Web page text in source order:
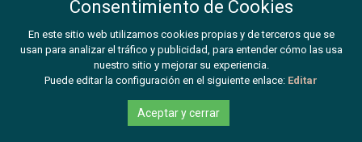
3.4 Limitaciones
La principal limitación del estudio, ha sido sin duda, la falta de
estudios realizados en España con relación a la efectividad y
eficiencia de las funciones de la enfermera escolar, por ser
mínima su presencia en las aulas españolas.
Otras limitaciones han sido los escasos artículos gratuitos
relacionados con esta temática y también la escasez de artículos
Consentimiento de Cookies
En este sitio web utilizamos cookies propias y de terceros que se
usan para analizar el tráfico y publicidad, para entender cómo las usa
nuestro sitio y mejorar su experiencia.
Puede editar la configuración en el siguiente enlace: Editar
Aceptar y cerrar